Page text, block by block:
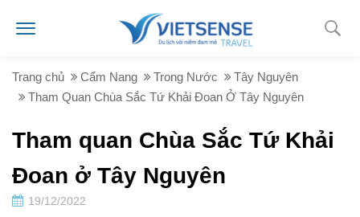
Trang chủ Cẩm Nang Trong Nước
Tây Nguyên
Tham Quan Chùa Sắc Tứ Khải Đoan Ở Tây Nguyên
Tham quan Chùa Sắc Tứ Khải
Đoan ở Tây Nguyên
19/12/2022